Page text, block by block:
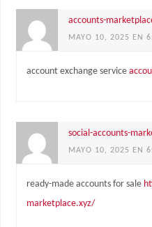
accounts-
MAYO 10, 2025 EN
account exchange service
social-accounts-
MAYO 10, 2025 EN
ready-made accounts for sale
marketplace.xyz/